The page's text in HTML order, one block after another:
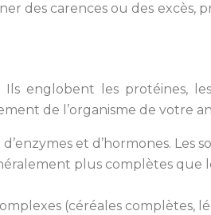
des carences ou des excès,
englobent les protéines,
de l’organisme de votre
et d’hormones. Les
plus complètes que
(céréales complètes,